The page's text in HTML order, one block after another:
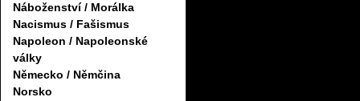
Náboženství / Morálka
Nacismus / Fašismus
Napoleon / Napoleonské
války
Německo / Němčina
Norsko